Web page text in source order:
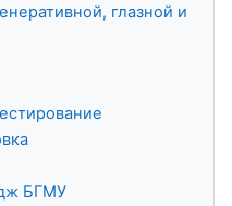
глазной и
БГМУ